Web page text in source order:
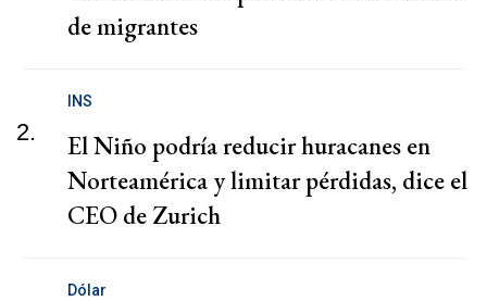
de migrantes
2.
INS
El Niño podría reducir huracanes en
Norteamérica y limitar pérdidas, dice el
CEO de Zurich
Dólar